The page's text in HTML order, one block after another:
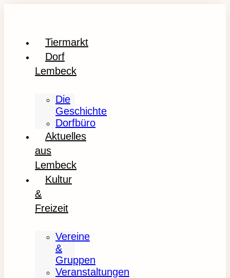
Tiermarkt
Dorf
Lembeck
Die
Geschichte
Dorfbüro
Aktuelles
aus
Lembeck
Kultur
&
Freizeit
Vereine
&
Gruppen
Veranstaltungen